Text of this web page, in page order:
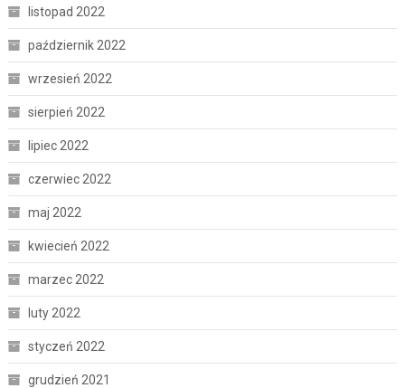
listopad 2022
październik 2022
wrzesień 2022
sierpień 2022
lipiec 2022
czerwiec 2022
maj 2022
kwiecień 2022
marzec 2022
luty 2022
styczeń 2022
grudzień 2021